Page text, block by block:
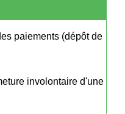
paiements (dépôt de
involontaire d'une